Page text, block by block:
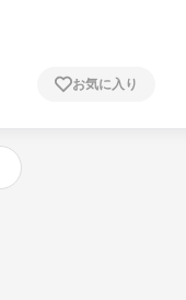
お気に入り